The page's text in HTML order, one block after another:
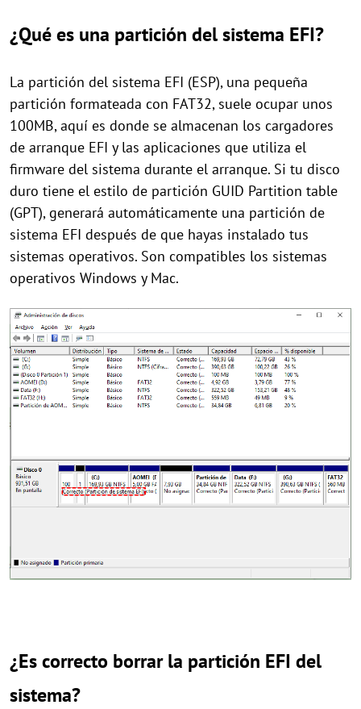
¿Qué es una partición del sistema EFI?
La partición del sistema EFI (ESP), una pequeña
partición formateada con FAT32, suele ocupar unos
100MB, aquí es donde se almacenan los cargadores
de arranque EFI y las aplicaciones que utiliza el
firmware del sistema durante el arranque. Si tu disco
duro tiene el estilo de partición GUID Partition table
(GPT), generará automáticamente una partición de
sistema EFI después de que hayas instalado tus
sistemas operativos. Son compatibles los sistemas
operativos Windows y Mac.
¿Es correcto borrar la partición EFI del
sistema?